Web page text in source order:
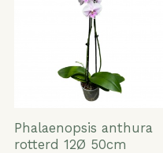
Phalaenopsis anthura
rotterd 12Ø 50cm